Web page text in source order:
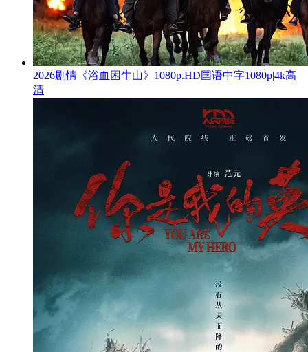
2026剧情《浴血困牛山》1080p.HD国语中字1080p|4k高
清